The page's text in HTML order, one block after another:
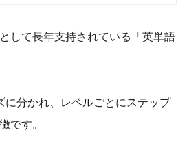
して長年支持されている「英単語
に分かれ、レベルごとにステップ
です。